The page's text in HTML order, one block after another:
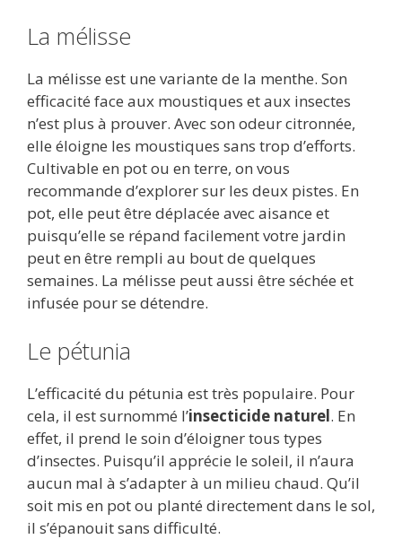
La mélisse
La mélisse est une variante de la menthe. Son
efficacité face aux moustiques et aux insectes
n’est plus à prouver. Avec son odeur citronnée,
elle éloigne les moustiques sans trop d’efforts.
Cultivable en pot ou en terre, on vous
recommande d’explorer sur les deux pistes. En
pot, elle peut être déplacée avec aisance et
puisqu’elle se répand facilement votre jardin
peut en être rempli au bout de quelques
semaines. La mélisse peut aussi être séchée et
infusée pour se détendre.
Le pétunia
L’efficacité du pétunia est très populaire. Pour
cela, il est surnommé l’insecticide naturel. En
effet, il prend le soin d’éloigner tous types
d’insectes. Puisqu’il apprécie le soleil, il n’aura
aucun mal à s’adapter à un milieu chaud. Qu’il
soit mis en pot ou planté directement dans le sol,
il s’épanouit sans difficulté.